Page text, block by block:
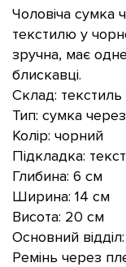
Чоловіча сумка
текстилю у
зручна, має
блискавці.
Склад: текстиль
Тип: сумка
Колір: чорний
Підкладка:
Глибина: 6 см
Ширина: 14 см
Висота: 20 см
Основний відділ:
Ремінь через